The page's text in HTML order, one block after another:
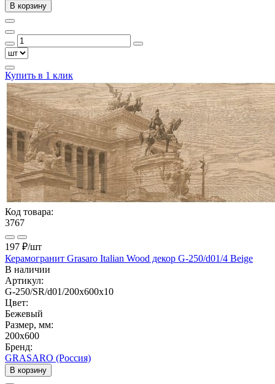
В корзину
Купить в 1 клик
Код товара:
3767
197 ₽/шт
Керамогранит Grasaro Italian Wood декор G-250/d01/4 Beige
В наличии
Артикул:
G-250/SR/d01/200x600x10
Цвет:
Бежевый
Размер, мм:
200x600
Бренд:
GRASARO (Россия)
В корзину